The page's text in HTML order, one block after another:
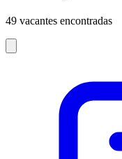
49 vacantes encontradas